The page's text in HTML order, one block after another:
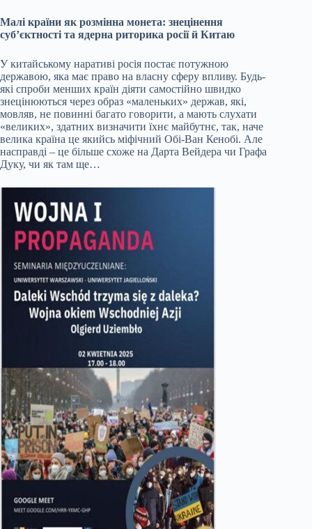
Малі країни як розмінна монета: знецінення
суб’єктності та ядерна риторика росії й Китаю
У китайському наративі росія постає потужною
державою, яка має право на власну сферу впливу. Будь-
які спроби менших країн діяти самостійно швидко
знецінюються через образ «маленьких» держав, які,
мовляв, не повинні багато говорити, а мають слухати
«великих», здатних визначити їхнє майбутнє, так, наче
велика країна це якийсь міфічний Обі-Ван Кенобі. Але
насправді – це більше схоже на Дарта Вейдера чи Графа
Дуку, чи як там ще…